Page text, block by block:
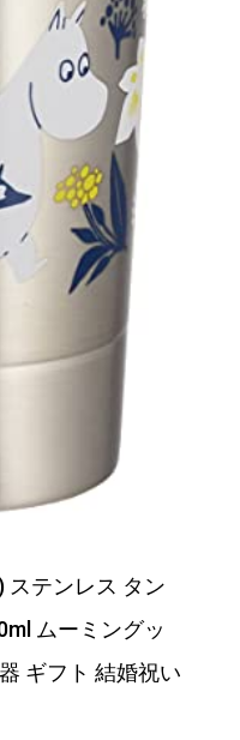
ステンレス タン
ムーミングッ
ギフト 結婚祝い